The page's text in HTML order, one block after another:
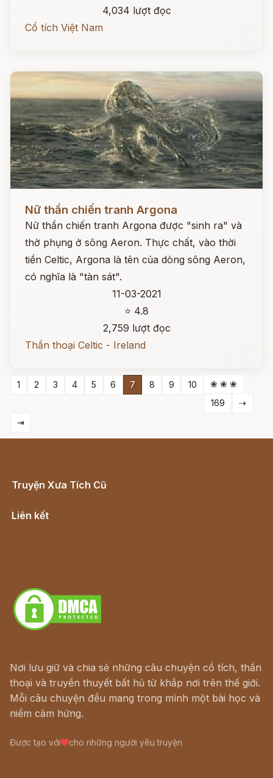
4,034 lượt đọc
Cổ tích Việt Nam
Nữ thần chiến tranh Argona
Nữ thần chiến tranh Argona được "sinh ra" và
thờ phụng ở sông Aeron. Thực chất, vào thời
tiền Celtic, Argona là tên của dòng sông Aeron,
có nghĩa là "tàn sát".
11-03-2021
⭐ 4.8
2,759 lượt đọc
Thần thoại Celtic - Ireland
1 2 3 4 5 6 7 8 9 10
❀ ❀ ❀
169
⇢
⇥
Truyện Xưa Tích Cũ
Liên kết
Nơi lưu giữ và chia sẻ những câu chuyện cổ tích, thần
thoại và truyền thuyết bất hủ từ khắp nơi trên thế giới.
Mỗi câu chuyện đều mang trong mình một bài học và
niềm cảm hứng.
Được tạo với cho những người yêu truyện